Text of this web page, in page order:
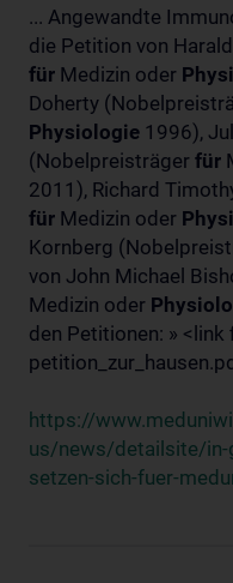
... Angewandte
die Petition von
für Medizin oder
Doherty
Physiologie 1996),
(Nobelpreisträger für
2011), Richard
für Medizin oder
Kornberg
von John Michael
Medizin oder
den Petitionen: »
https://
us/news/detailsite/in-
setzen-sich-fuer-